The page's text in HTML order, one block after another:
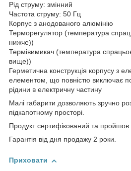
Рід струму: змінний
Частота струму: 50 Гц
Корпус з анодованого алюмінію
Терморегулятор (температура
нижче))
Термівимикач (температура
вище))
Герметична конструкція корпусу з
елементом, що повністю виключає
рідини в електричну частину
Малі габарити дозволяють зручно
підкапотному просторі.
Продукт сертифікований та
Гарантія від дня продажу 2 роки.
Приховати